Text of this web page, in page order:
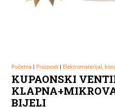
Početna| Proizvodi | Elektromaterijal,
KUPAONSKI
BIJELI